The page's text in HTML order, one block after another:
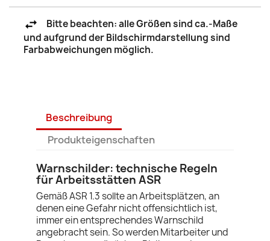
Bitte beachten: alle Größen sind ca.-Maße
und aufgrund der Bildschirmdarstellung sind
Farbabweichungen möglich.
Beschreibung
Produkteigenschaften
Warnschilder: technische Regeln
für Arbeitsstätten ASR
Gemäß ASR 1.3 sollte an Arbeitsplätzen, an
denen eine Gefahr nicht offensichtlich ist,
immer ein entsprechendes Warnschild
angebracht sein. So werden Mitarbeiter und